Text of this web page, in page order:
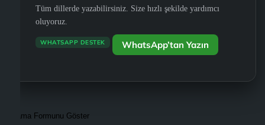
Tüm dillerde yazabilirsiniz. Size hızlı şekilde yardımcı
oluyoruz.
WHATSAPP DESTEK WhatsApp’tan Yazın
Arama Formunu Göster